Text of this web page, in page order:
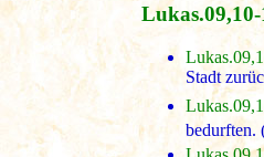
Stadt
bedurften.